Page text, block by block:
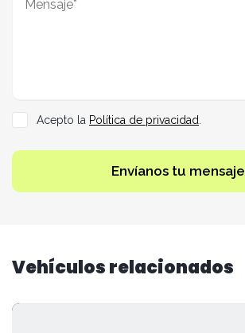
Acepto la Política de privacidad
Envíanos tu mensaje
Vehículos relacionados